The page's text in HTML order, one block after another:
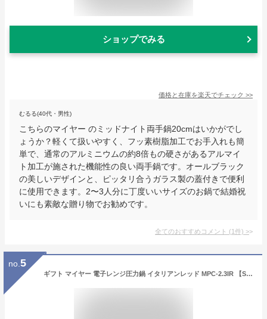
ショップでみる
価格と在庫を楽天でチェック >>
むるる(40代・男性)
こちらのマイヤー のミッドナイト両手鍋20cmはいかがでし
ょうか？軽くて扱いやすく、フッ素樹脂加工でお手入れも簡
単で、通常のアルミニウムの約8倍もの硬さがあるアルマイ
ト加工が施された機能性の良い両手鍋です。オールブラック
の美しいデザインと、ピッタリ合うガラス製の蓋付きで便利
に使用できます。2〜3人分に丁度いいサイズのお鍋で結婚祝
いにも素敵な贈り物でお勧めです。
全てのおすすめコメント (1件) >
no. 5
ギフト マイヤー 電子レンジ圧力鍋 イタリアンレッド MPC-2.3IR 【STS228042560】